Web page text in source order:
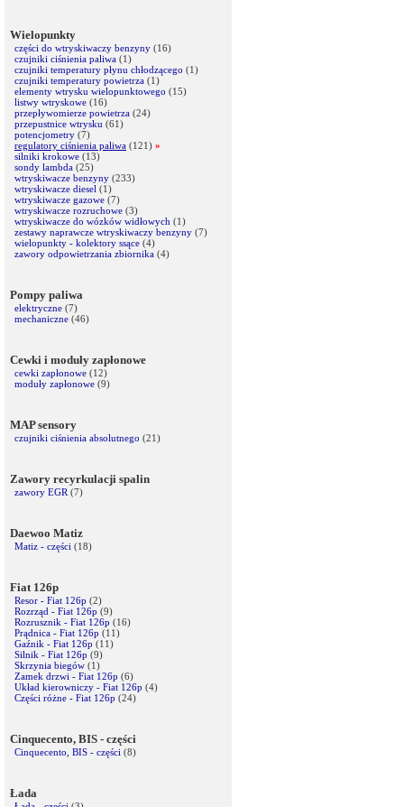
Wielopunkty
części do wtryskiwaczy benzyny (16)
czujniki ciśnienia paliwa (1)
czujniki temperatury płynu chłodzącego (1)
czujniki temperatury powietrza (1)
elementy wtrysku wielopunktowego (15)
listwy wtryskowe (16)
przepływomierze powietrza (24)
przepustnice wtrysku (61)
potencjometry (7)
regulatory ciśnienia paliwa (121) »
silniki krokowe (13)
sondy lambda (25)
wtryskiwacze benzyny (233)
wtryskiwacze diesel (1)
wtryskiwacze gazowe (7)
wtryskiwacze rozruchowe (3)
wtryskiwacze do wózków widłowych (1)
zestawy naprawcze wtryskiwaczy benzyny (7)
wielopunkty - kolektory ssące (4)
zawory odpowietrzania zbiornika (4)
Pompy paliwa
elektryczne (7)
mechaniczne (46)
Cewki i moduły zapłonowe
cewki zapłonowe (12)
moduły zapłonowe (9)
MAP sensory
czujniki ciśnienia absolutnego (21)
Zawory recyrkulacji spalin
zawory EGR (7)
Daewoo Matiz
Matiz - części (18)
Fiat 126p
Resor - Fiat 126p (2)
Rozrząd - Fiat 126p (9)
Rozrusznik - Fiat 126p (16)
Prądnica - Fiat 126p (11)
Gaźnik - Fiat 126p (11)
Silnik - Fiat 126p (9)
Skrzynia biegów (1)
Zamek drzwi - Fiat 126p (6)
Układ kierowniczy - Fiat 126p (4)
Części różne - Fiat 126p (24)
Cinquecento, BIS - części
Cinquecento, BIS - części (8)
Łada